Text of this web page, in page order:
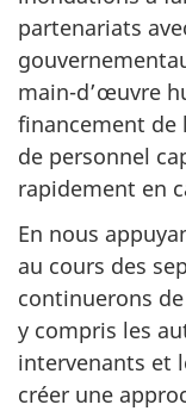
partenariats
main-d’œuvre
financement
de personnel
rapidement en
En nous
au cours des
continuerons
y compris les
intervenants et
créer une